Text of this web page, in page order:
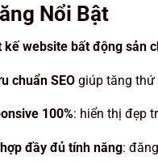
Nổi Bật
kế website bất động sản
chuẩn SEOgiúp tăng thứ
100%: hiển thị đẹp
đầy đủ tính năng: